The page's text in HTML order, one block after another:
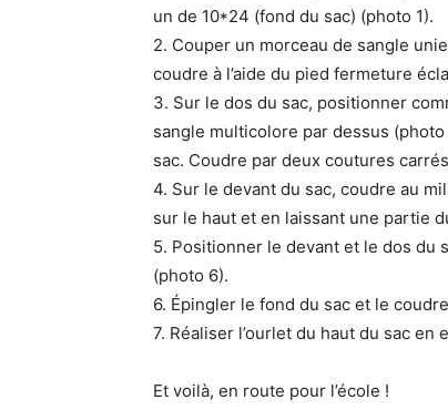
un de 10*24 (fond du sac) (photo 1).
2. Couper un morceau de sangle
coudre à l’aide du pied fermeture
3. Sur le dos du sac, positionner
sangle multicolore par dessus
sac. Coudre par deux coutures
4. Sur le devant du sac, coudre au
sur le haut et en laissant une partie
5. Positionner le devant et le dos
(photo 6).
6. Épingler le fond du sac et le
7. Réaliser l’ourlet du haut du sac
Et voilà, en route pour l’école !